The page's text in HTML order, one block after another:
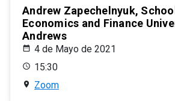
Andrew Zapechelnyuk,
Economics and Finance
Andrews
4 de Mayo de 2021
15:30
Zoom